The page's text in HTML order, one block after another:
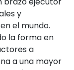
y
el mundo.
la forma en
a
a una mayor